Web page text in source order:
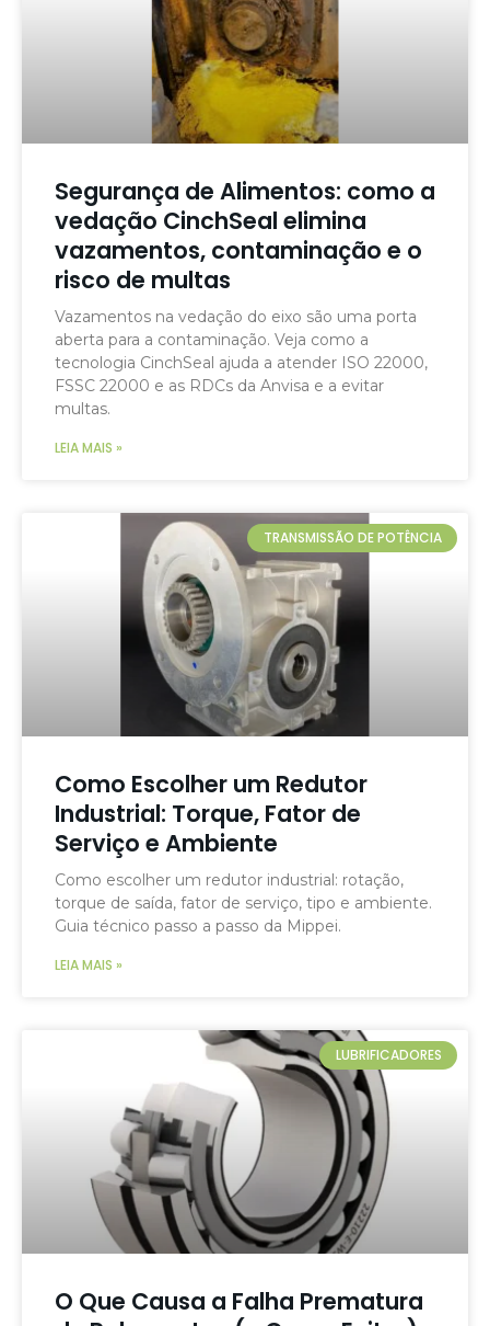
Segurança de Alimentos: como a
vedação CinchSeal elimina
vazamentos, contaminação e o
risco de multas
Vazamentos na vedação do eixo são uma porta
aberta para a contaminação. Veja como a
tecnologia CinchSeal ajuda a atender ISO 22000,
FSSC 22000 e as RDCs da Anvisa e a evitar
multas.
LEIA MAIS »
TRANSMISSÃO DE POTÊNCIA
Como Escolher um Redutor
Industrial: Torque, Fator de
Serviço e Ambiente
Como escolher um redutor industrial: rotação,
torque de saída, fator de serviço, tipo e ambiente.
Guia técnico passo a passo da Mippei.
LEIA MAIS »
LUBRIFICADORES
O Que Causa a Falha Prematura